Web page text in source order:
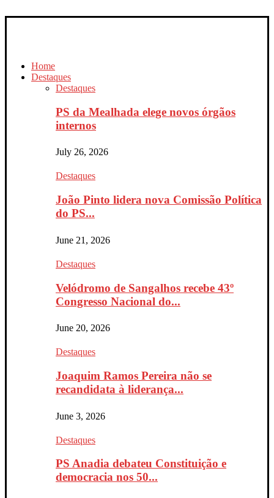
Home
Destaques
Destaques
PS da Mealhada elege novos órgãos
internos
July 26, 2026
Destaques
João Pinto lidera nova Comissão Política
do PS...
June 21, 2026
Destaques
Velódromo de Sangalhos recebe 43º
Congresso Nacional do...
June 20, 2026
Destaques
Joaquim Ramos Pereira não se
recandidata à liderança...
June 3, 2026
Destaques
PS Anadia debateu Constituição e
democracia nos 50...